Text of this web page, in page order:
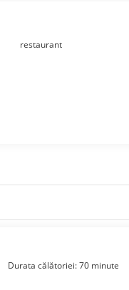
restaurant
Durata călătoriei: 70 minute